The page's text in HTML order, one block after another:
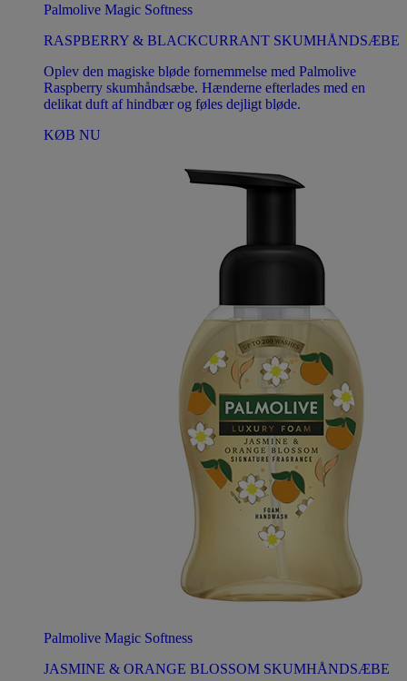
Palmolive Magic Softness
RASPBERRY & BLACKCURRANT SKUMHÅNDSÆBE
Oplev den magiske bløde fornemmelse med Palmolive
Raspberry skumhåndsæbe. Hænderne efterlades med en
delikat duft af hindbær og føles dejligt bløde.
KØB NU
Palmolive Magic Softness
JASMINE & ORANGE BLOSSOM SKUMHÅNDSÆBE